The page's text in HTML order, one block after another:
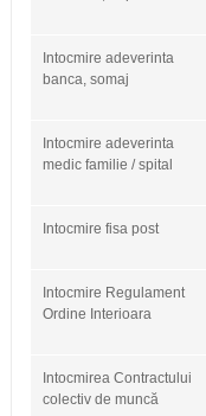
Intocmire adeverinta
banca, somaj
Intocmire adeverinta
medic familie / spital
Intocmire fisa post
Intocmire Regulament
Ordine Interioara
Intocmirea Contractului
colectiv de muncă